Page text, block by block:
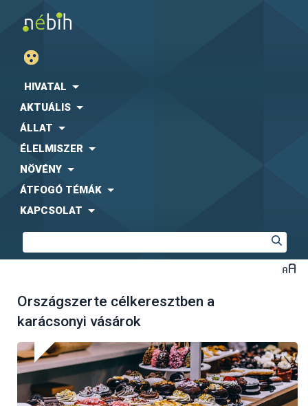
HIVATAL
AKTUÁLIS
ÁLLAT
ÉLELMISZER
NÖVÉNY
ÁTFOGÓ TÉMÁK
KAPCSOLAT
Országszerte célkeresztben a
karácsonyi vásárok